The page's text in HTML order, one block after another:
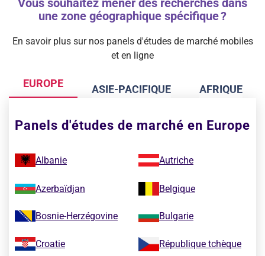
une zone géographique spécifique ?
En savoir plus sur nos panels d'études de marché mobiles
et en ligne
EUROPE ASIE-PACIFIQUE AFRIQUE
Panels d'études de marché en Europe
Albanie Autriche
Azerbaïdjan Belgique
Bosnie-Herzégovine Bulgarie
Croatie République tchèque